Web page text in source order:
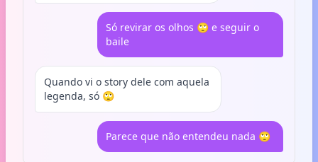
Só revirar os olhos 🙄 e seguir o
baile
Quando vi o story dele com aquela
legenda, só 🙄
Parece que não entendeu nada 🙄